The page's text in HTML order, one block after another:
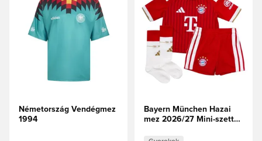
Németország Vendégmez
1994
Bayern München Hazai
mez 2026/27 Mini-szett